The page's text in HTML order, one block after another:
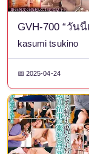
kasumi tsukino
📅 2025-04-24